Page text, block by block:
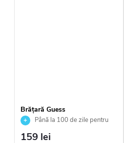
Brățară Guess
JUBB04082JWYGS
Până la 100 de zile pentru
returnarea bunurilor. Vânzător
159 lei